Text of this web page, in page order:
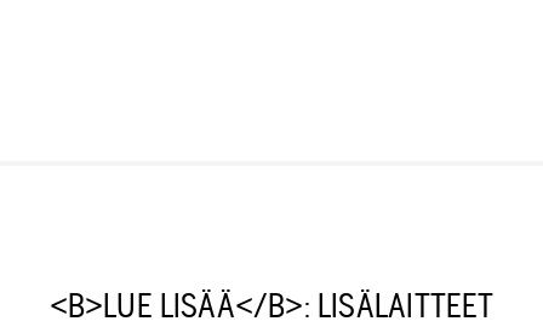
<B>LUE LISÄÄ</B>: LISÄLAITTEET